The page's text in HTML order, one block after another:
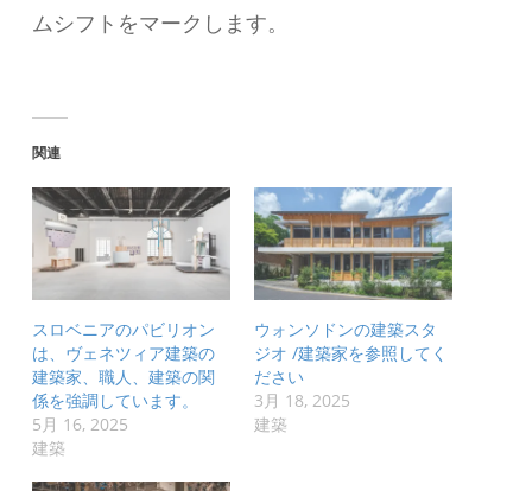
ムシフトをマークします。
関連
スロベニアのパビリオン
は、ヴェネツィア建築の
建築家、職人、建築の関
係を強調しています。
5月 16, 2025
建築
ウォンソドンの建築スタ
ジオ /建築家を参照してく
ださい
3月 18, 2025
建築